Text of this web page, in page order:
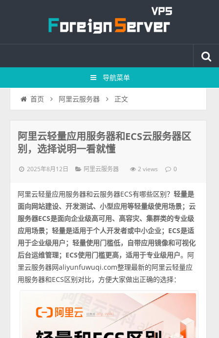
导航菜单
首页 阿里云服务器 正文
阿里云轻量应用服务器和ECS云服务器区
别，选择说明一看就懂
2025年8月12日 阿里云服务器 2 views 0
阿里云轻量应用服务器和云服务器ECS有哪些区别？轻量是
面向网站建设、开发测试、小型应用等轻量级使用场景；云
服务器ECS是面向企业级高可用、高容灾、集群类的专业级
应用场景；轻量是适用于个人开发者或中小企业；ECS是适
用于企业级用户；轻量使用门槛低，自带应用镜像和可视化
后台运维管理；ECS使用门槛更高，适用于专业级用户。阿
里云服务器网aliyunfuwuqi.com整理最新的阿里云轻量应
用服务器和ECS区别对比，方便大家做出正确的选择：